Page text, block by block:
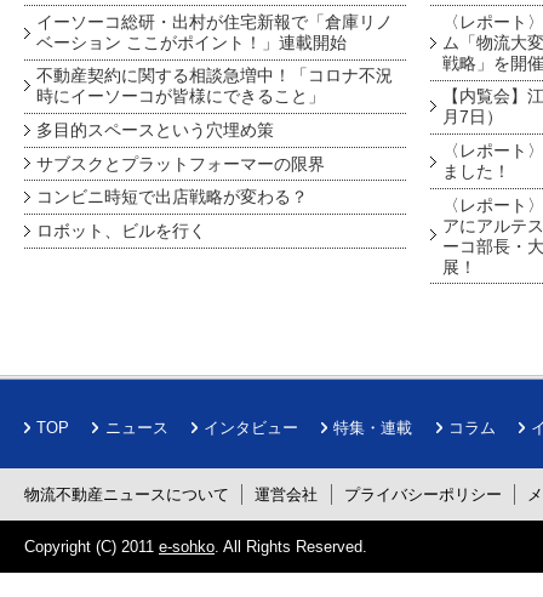
イーソーコ総研・出村が住宅新報で「倉庫リノ
ベーション ここがポイント！」連載開始
不動産契約に関する相談急増中！「コロナ不況
時にイーソーコが皆様にできること」
多目的スペースという穴埋め策
サブスクとプラットフォーマーの限界
コンビニ時短で出店戦略が変わる？
ロボット、ビルを行く
〈レポート
ム「物流大
戦略」を開
【内覧会】
月7日）
〈レポート
ました！
〈レポート
アにアルテ
ーコ部長・
展！
TOP ニュース インタビュー 特集・連載 コラム
物流不動産ニュースについて 運営会社 プライバシーポリシー
Copyright (C) 2011 e-sohko . All Rights Reserved.